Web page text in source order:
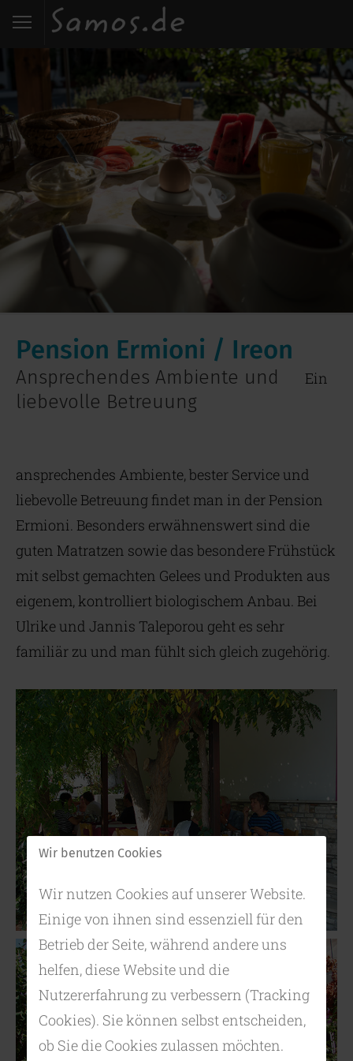
Entdecken
Essen
Wohnen
Karte
Kontakt
Pension Ermioni / Ireon
Ansprechendes Ambiente und
liebevolle Betreuung
Ein
ansprechendes Ambiente, bester Service und
liebevolle Betreuung findet man in der Pension
Ermioni. Besonders erwähnenswert sind die
guten Matratzen sowie das besondere Frühstück
mit selbst gemachten Gelees und Produkten aus
eigenem, kontrolliert biologischem Anbau. Bei
Ulrike und Jannis Taleporou geht es sehr
familiär zu und man fühlt sich gleich zugehörig.
Wir benutzen Cookies
Wir nutzen Cookies auf unserer Website.
Einige von ihnen sind essenziell für den
Betrieb der Seite, während andere uns
helfen, diese Website und die
Nutzererfahrung zu verbessern (Tracking
Cookies). Sie können selbst entscheiden,
ob Sie die Cookies zulassen möchten.